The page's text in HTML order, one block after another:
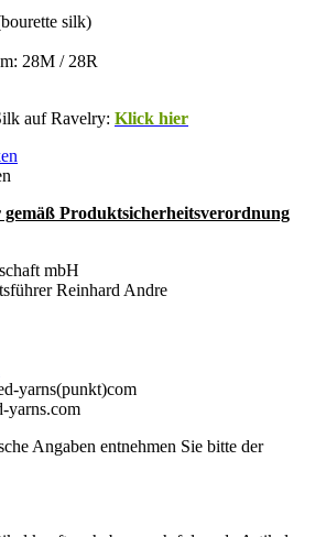
silk)
28M / 28R
auf Ravelry: Klick hier
Produktsicherheitsverordnung
mbH
Reinhard Andre
yarns(punkt)com
yarns.com
Angaben entnehmen Sie bitte der